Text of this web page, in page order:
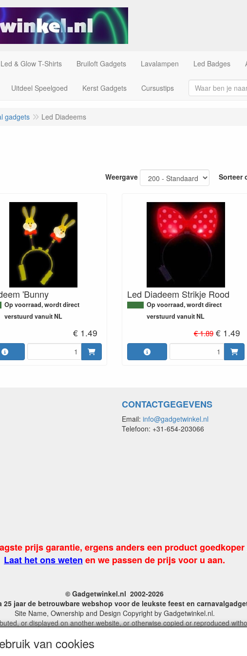
Led & Glow T-Shirts Bruiloft Gadgets Lavalampen Led Badges
Uitdeel Speelgoed Kerst Gadgets Cursustips
gadgets Led Diadeems
Weergave Sorteer
'Bunny
Op voorraad, wordt direct
verstuurd vanuit NL
€ 1.49
Led Diadeem Strikje Rood
Op voorraad, wordt direct
verstuurd vanuit NL
€ 1.89 € 1.49
CONTACTGEGEVENS
Email: info@gadgetwinkel.nl
Telefoon: +31-654-203066
prijs garantie, ergens anders een product goedkoper
Laat het ons weten en we passen de prijs voor u aan.
© Gadgetwinkel.nl 2002-2026
25 jaar de betrouwbare webshop voor de leukste feest en
Site Name, Ownership and Design Copyright by Gadgetwinkel.nl.
or displayed on another website, or otherwise copied or reproduced
KvK No. 14060358
van cookies